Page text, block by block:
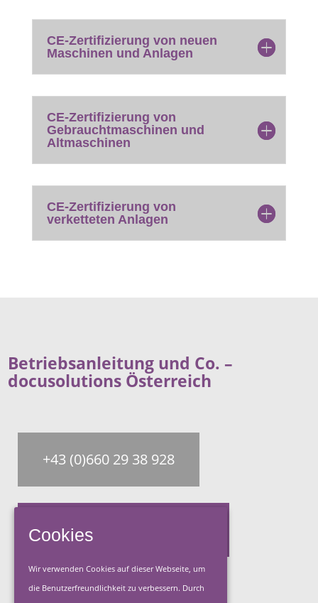
CE-Zertifizierung von neuen
Maschinen und Anlagen
CE-Zertifizierung von
Gebrauchtmaschinen und
Altmaschinen
CE-Zertifizierung von
verketteten Anlagen
Betriebsanleitung und Co. –
docusolutions Österreich
+43 (0)660 29 38 928
Jetzt Kontakt aufnehmen
Cookies
Wir verwenden Cookies auf dieser Webseite, um
die Benutzerfreundlichkeit zu verbessern. Durch